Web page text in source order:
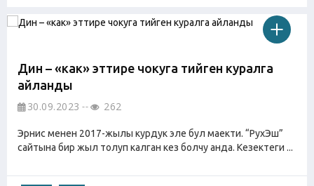
Дин – «каңк» эттире чокуга тийген куралга
айланды
30.09.2023 262
Эрнис менен 2017-жылы курдук эле бул маекти. “РухЭш”
сайтына бир жыл толуп калган кез болчу анда. Кезектеги ...